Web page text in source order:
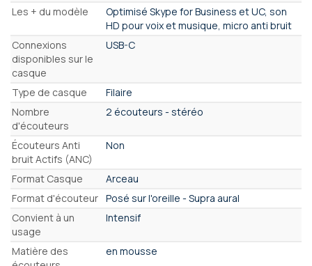
Les + du modèle
Optimisé Skype for Business et UC, son
HD pour voix et musique, micro anti bruit
Connexions
disponibles sur le
casque
USB-C
Type de casque
Filaire
Nombre
d'écouteurs
2 écouteurs - stéréo
Écouteurs Anti
bruit Actifs (ANC)
Non
Format Casque
Arceau
Format d'écouteur Posé sur l'oreille - Supra aural
Convient à un
usage
Intensif
Matière des
en mousse